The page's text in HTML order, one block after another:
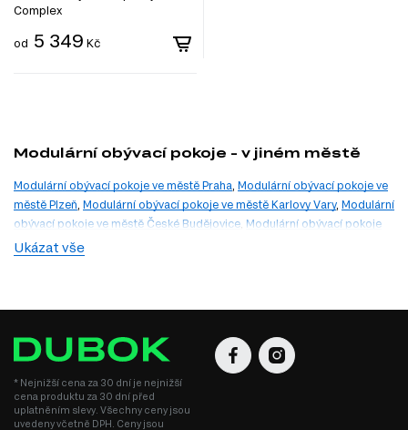
Complex
od 5 349 Kč
Modulární obývací pokoje - v jiném městě
Modulární obývací pokoje ve městě Praha Modulární obývací pokoje ve
městě Plzeň Modulární obývací pokoje ve městě Karlovy Vary, Modulární
obývací pokoje ve městě České Budějovice Modulární obývací pokoje
ve městě Ústí nad Labem
Ukázat vše
* Nejnižší cena za 30 dní je nejnižší
cena produktu za 30 dní před
uplatněním slevy. Všechny ceny jsou
uvedeny včetně DPH. Ceny jsou